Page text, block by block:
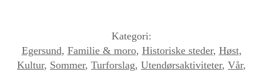
Kategori:
Egersund, Familie & moro, Historiske steder, Høst,
Kultur, Sommer, Turforslag, Utendørsaktiviteter, Vår,